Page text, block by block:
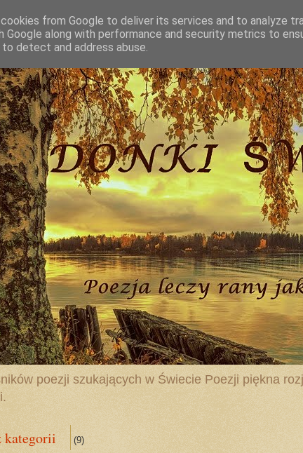
poezji szukających w Świecie Poezji piękna
kategorii (9)
from Google to deliver its services and to analyze
Google along with performance and security metrics to
detect and address abuse.